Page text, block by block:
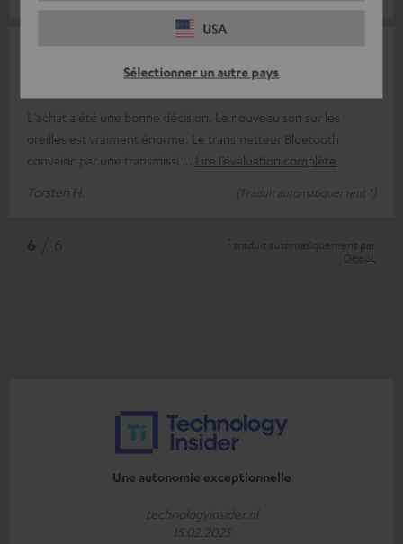
USA
Sélectionner un autre pays
Super casque d'écoute
L'achat a été une bonne décision. Le nouveau son sur les
oreilles est vraiment énorme. Le transmetteur Bluetooth
convainc par une transmissi
Lire l’évaluation complète
Torsten H.
(Traduit automatiquement *)
Une autonomie exceptionnelle
technologyinsider.nl
15.02.2025